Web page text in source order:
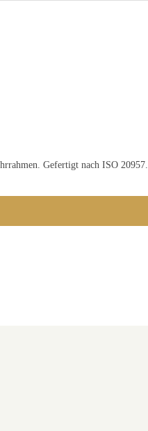
Gefertigt nach ISO 20957.